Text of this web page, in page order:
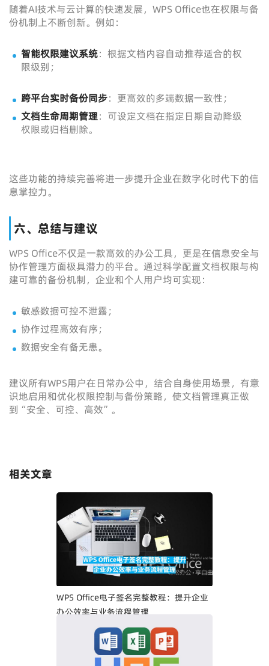
随着AI技术与云计算的快速发展，WPS Office也在权限与备
份机制上不断创新。例如：
智能权限建议系统：根据文档内容自动推荐适合的权
限级别；
跨平台实时备份同步：更高效的多端数据一致性；
文档生命周期管理：可设定文档在指定日期自动降级
权限或归档删除。
这些功能的持续完善将进一步提升企业在数字化时代下的信
息掌控力。
六、总结与建议
WPS Office不仅是一款高效的办公工具，更是在信息安全与
协作管理方面极具潜力的平台。通过科学配置文档权限与构
建可靠的备份机制，企业和个人用户均可实现：
敏感数据可控不泄露；
协作过程高效有序；
数据安全有备无患。
建议所有WPS用户在日常办公中，结合自身使用场景，有意
识地启用和优化权限控制与备份策略，使文档管理真正做
到“安全、可控、高效”。
相关文章
WPS Office电子签名完整教程：提升企业
办公效率与业务流程管理